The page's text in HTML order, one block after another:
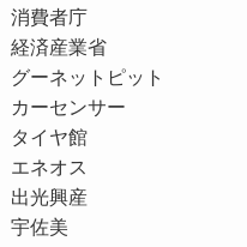
消費者庁
経済産業省
グーネットピット
カーセンサー
タイヤ館
エネオス
出光興産
宇佐美